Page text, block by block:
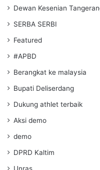
Dewan Kesenian
SERBA SERBI
Featured
#APBD
Berangkat ke malaysia
Bupati Deliserdang
Dukung athlet terbaik
Aksi demo
demo
DPRD Kaltim